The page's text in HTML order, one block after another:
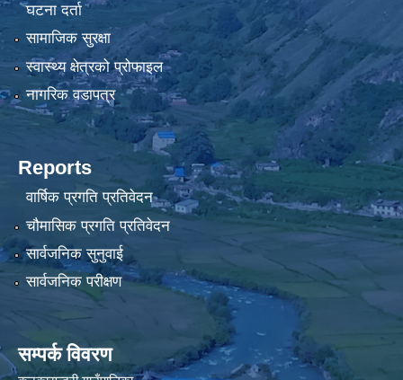
घटना दर्ता
सामाजिक सुरक्षा
स्वास्थ्य क्षेत्रको प्रोफाइल
नागरिक वडापत्र
Reports
वार्षिक प्रगति प्रतिवेदन
चौमासिक प्रगति प्रतिवेदन
सार्वजनिक सुनुवाई
सार्वजनिक परीक्षण
सम्पर्क विवरण